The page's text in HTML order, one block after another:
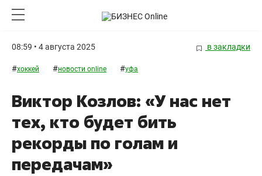
08:59 • 4 августа 2025 в закладки
#хоккей #новости online #уфа
Виктор Козлов: «У нас нет
тех, кто будет бить
рекорды по голам и
передачам»